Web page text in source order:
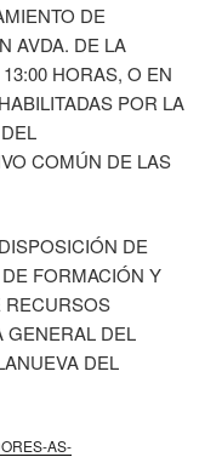
DE
AVDA. DE LA
HORAS, O EN
POR LA
COMÚN DE LAS
DE
FORMACIÓN Y
RECURSOS
GENERAL DEL
DEL
AS-